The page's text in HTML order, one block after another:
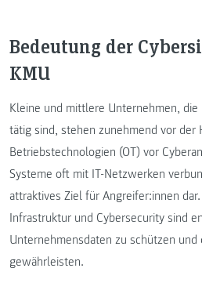
Bedeutung der
KMU
Kleine und mittlere Unternehmen,
tätig sind, stehen zunehmend vor der
Betriebstechnologien (OT) vor
Systeme oft mit IT-Netzwerken
attraktives Ziel für Angreifer:innen
Infrastruktur und Cybersecurity sind
Unternehmensdaten zu schützen
gewährleisten.